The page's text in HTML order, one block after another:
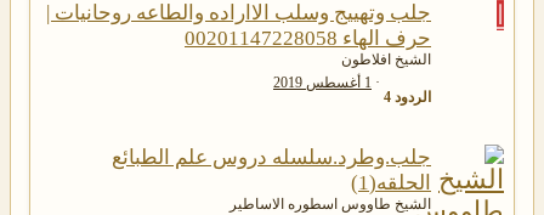
جلب وتهييج وسلب الااراده والطاعه روحانيات |
حرف الهاء 00201147228058
الشيخ افلاطون
الردود 4
1 أغسطس 2019
جلب.وطرد.سلسله دروس علم الطبائع
الحلقه(1)
الشيخ طاووس اسطوره الاساطير